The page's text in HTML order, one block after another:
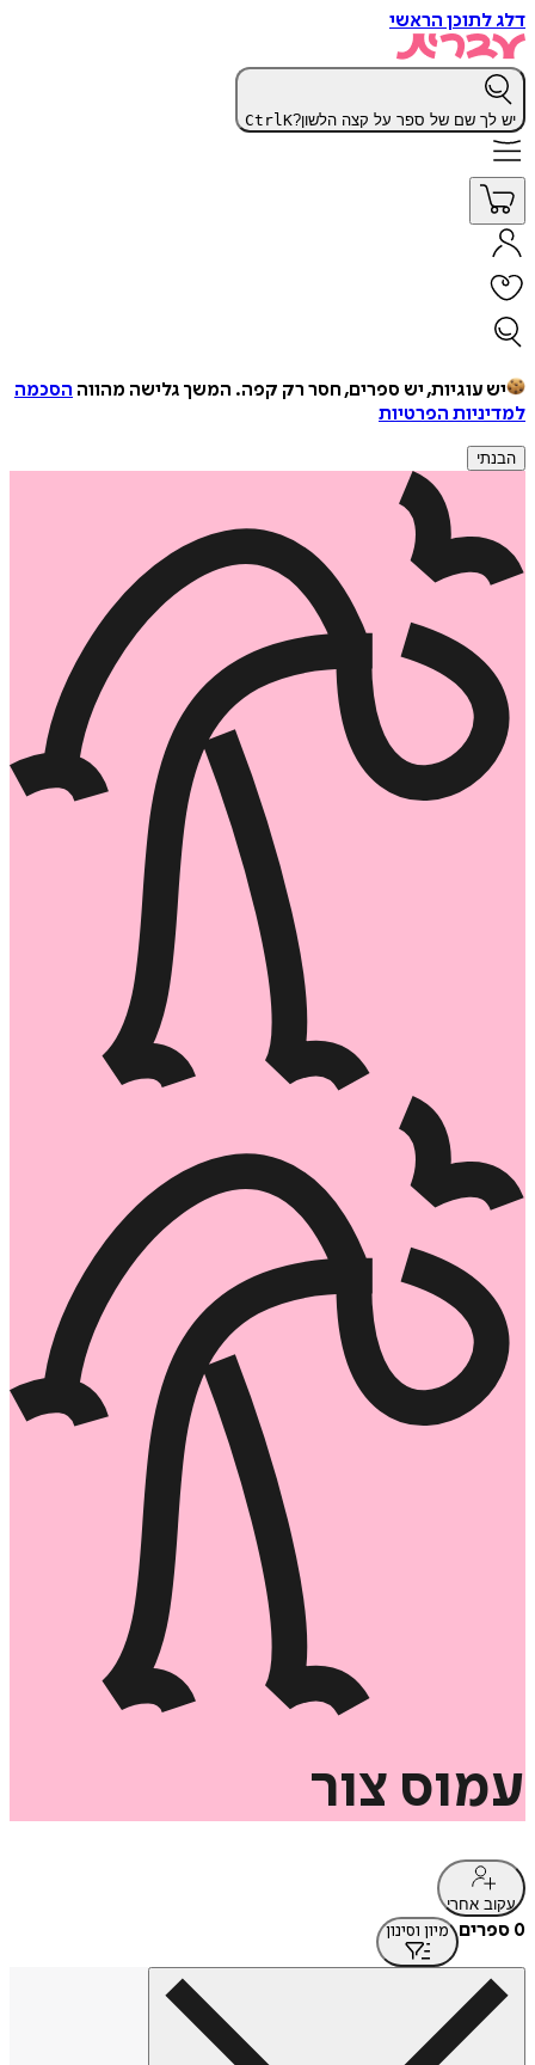
דלג לתוכן הראשי
יש לך שם של ספר על קצה הלשון? CtrlK
יש עוגיות, יש ספרים, חסר רק קפה. המשך גלישה מהווה הסכמה
למדיניות הפרטיות
הבנתי
עמוס צור
עקוב אחרי
0 ספרים מיון וסינון